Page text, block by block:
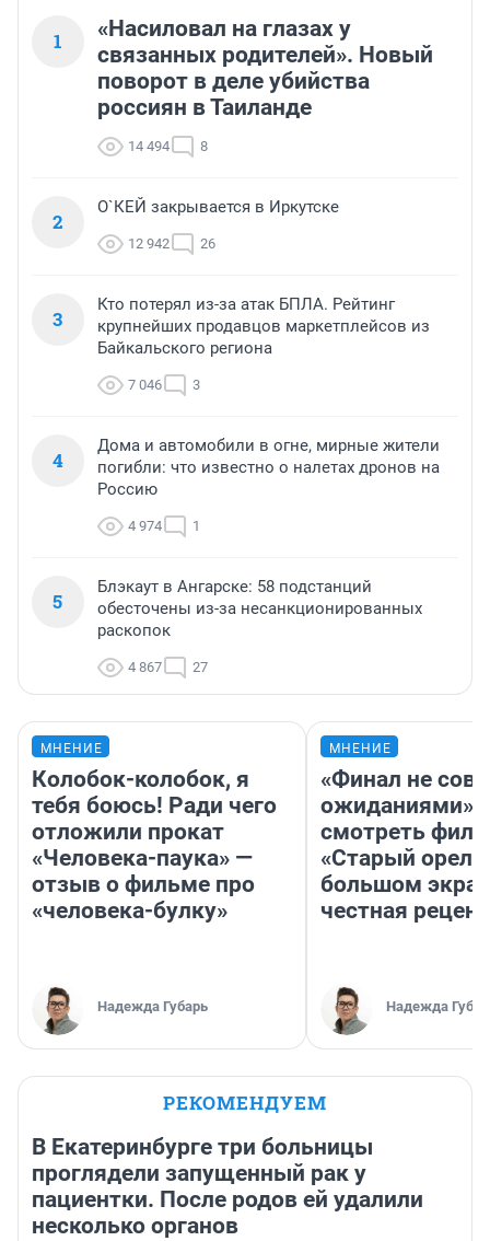
1
«Насиловал на глазах у
связанных родителей». Новый
поворот в деле убийства
россиян в Таиланде
14 494 8
2
О`КЕЙ закрывается в Иркутске
12 942 26
3
Кто потерял из-за атак БПЛА. Рейтинг
крупнейших продавцов маркетплейсов из
Байкальского региона
7 046 3
4
Дома и автомобили в огне, мирные жители
погибли: что известно о налетах дронов на
Россию
4 974 1
5
Блэкаут в Ангарске: 58 подстанций
обесточены из-за несанкционированных
раскопок
4 867 27
МНЕНИЕ
Колобок-колобок, я
тебя боюсь! Ради чего
отложили прокат
«Человека-паука» —
отзыв о фильме про
«человека-булку»
Надежда Губарь
МНЕНИЕ
«Финал не
ожиданиями»:
смотреть
«Старый орел»
большом
честная
Надежда
РЕКОМЕНДУЕМ
В Екатеринбурге три больницы
проглядели запущенный рак у
пациентки. После родов ей удалили
несколько органов